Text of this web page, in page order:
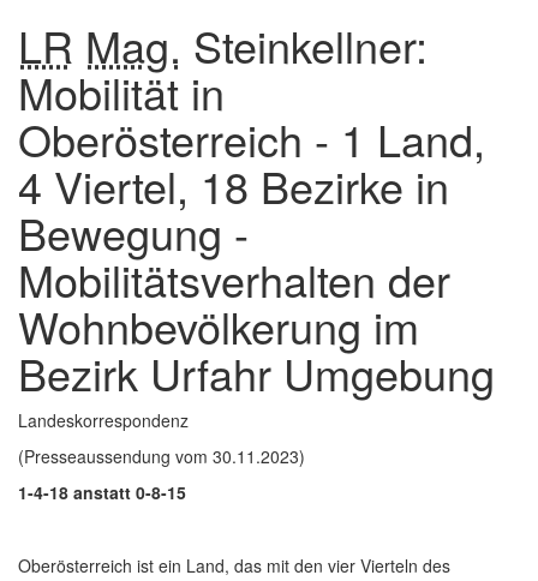
LR Mag. Steinkellner:
Mobilität in
Oberösterreich - 1 Land,
4 Viertel, 18 Bezirke in
Bewegung -
Mobilitätsverhalten der
Wohnbevölkerung im
Bezirk Urfahr Umgebung
Landeskorrespondenz
(Presseaussendung vom 30.11.2023)
1-4-18 anstatt 0-8-15
Oberösterreich ist ein Land, das mit den vier Vierteln des